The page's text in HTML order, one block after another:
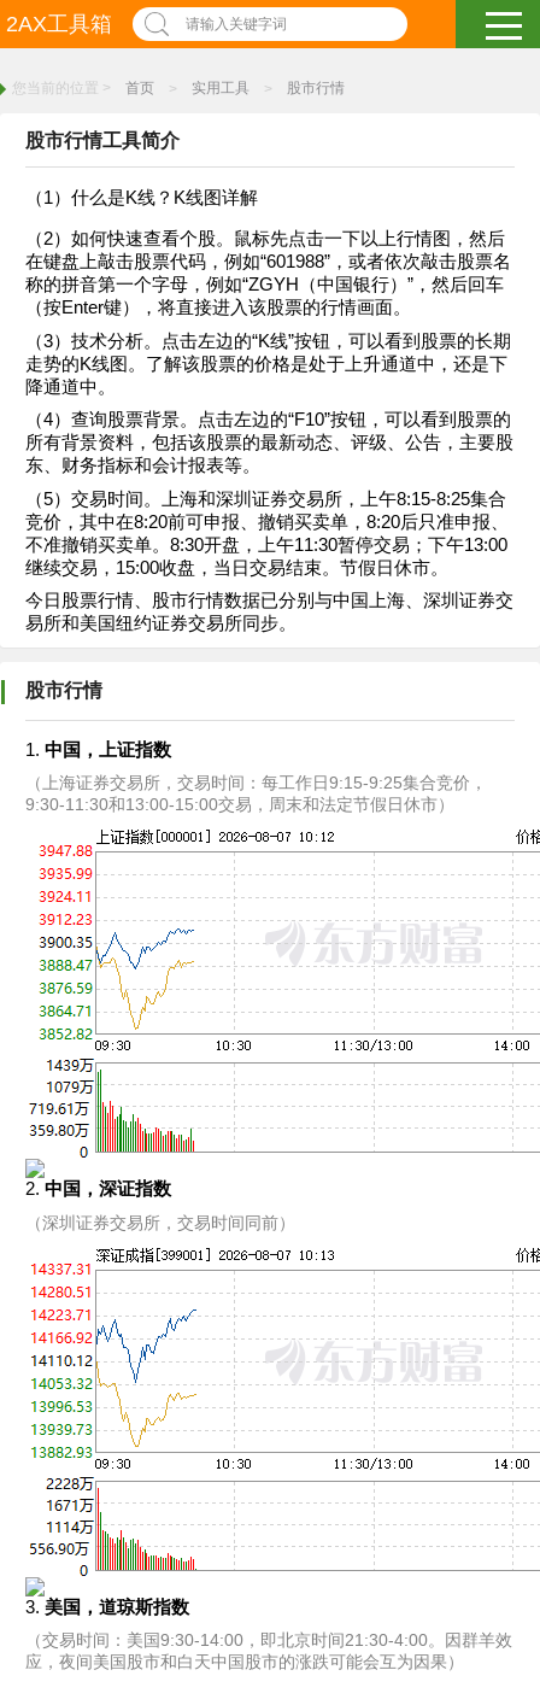
2AX工具箱 请输入关键字词
您当前的位置 > 首页 > 实用工具 > 股市行情
股市行情工具简介
（1）什么是K线？K线图详解
（2）如何快速查看个股。鼠标先点击一下以上行情图，然后
在键盘上敲击股票代码，例如“601988”，或者依次敲击股票名
称的拼音第一个字母，例如“ZGYH（中国银行）”，然后回车
（按Enter键），将直接进入该股票的行情画面。
（3）技术分析。点击左边的“K线”按钮，可以看到股票的长期
走势的K线图。了解该股票的价格是处于上升通道中，还是下
降通道中。
（4）查询股票背景。点击左边的“F10”按钮，可以看到股票的
所有背景资料，包括该股票的最新动态、评级、公告，主要股
东、财务指标和会计报表等。
（5）交易时间。上海和深圳证券交易所，上午8:15-8:25集合
竞价，其中在8:20前可申报、撤销买卖单，8:20后只准申报、
不准撤销买卖单。8:30开盘，上午11:30暂停交易；下午13:00
继续交易，15:00收盘，当日交易结束。节假日休市。
今日股票行情、股市行情数据已分别与中国上海、深圳证券交
易所和美国纽约证券交易所同步。
股市行情
1. 中国，上证指数
（上海证券交易所，交易时间：每工作日9:15-9:25集合竞价，
9:30-11:30和13:00-15:00交易，周末和法定节假日休市）
2. 中国，深证指数
（深圳证券交易所，交易时间同前）
3. 美国，道琼斯指数
（交易时间：美国9:30-14:00，即北京时间21:30-4:00。因群羊效
应，夜间美国股市和白天中国股市的涨跌可能会互为因果）